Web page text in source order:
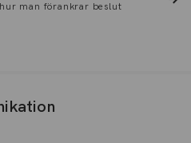
man förankrar beslut